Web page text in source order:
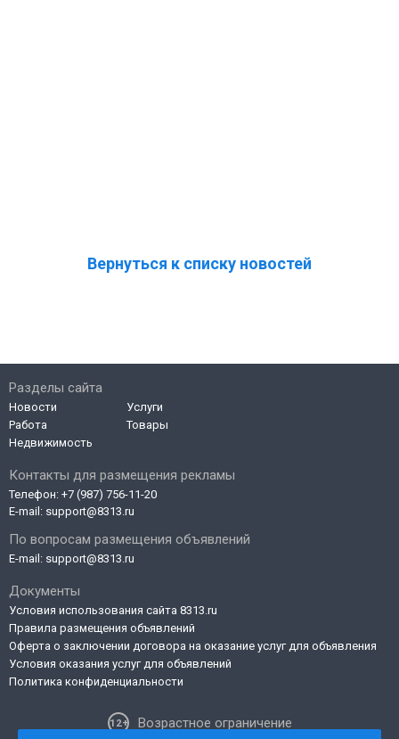
Вернуться к списку новостей
Контакты для размещения рекламы
Телефон: +7 (987) 756-11-20
E-mail: support@8313.ru
По вопросам размещения объявлений
E-mail: support@8313.ru
Документы
Условия использования сайта 8313.ru
Правила размещения объявлений
Оферта о заключении договора на оказание услуг для объявления
Условия оказания услуг для объявлений
Политика конфиденциальности
Возрастное ограничение
Разделы сайта
Новости
Работа
Недвижимость
Услуги
Товары